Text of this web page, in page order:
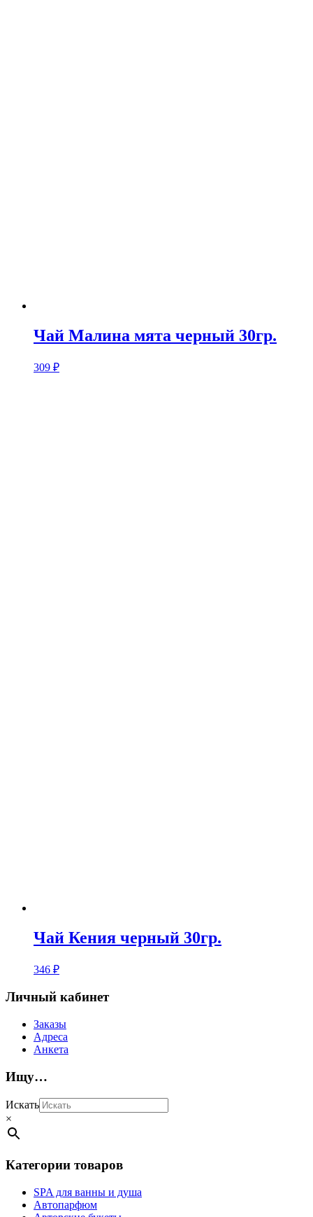
Чай Малина мята черный 30гр.
309 ₽
Чай Кения черный 30гр.
346 ₽
Личный кабинет
Заказы
Адреса
Анкета
Ищу…
Искать
×
Категории товаров
SPA для ванны и душа
Автопарфюм